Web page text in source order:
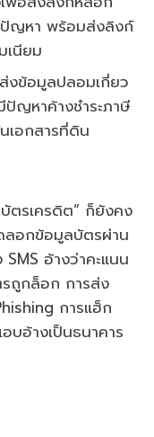
ญหา พร้อมส่งลิงก์
เนียม
งข้อมูลปลอมเกี่ยว
ญหาค้างชำระภาษี
เอกสารที่ดิน
ตรเครดิต” ก็ยังคง
ลอกข้อมูลบัตรผ่าน
อ้างว่าคะแนน
ถูกล็อก การส่ง
การแฮ็ก
บอ้างเป็นธนาคาร